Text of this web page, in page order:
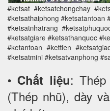
#ketsat #ketsatchongchay
#ketsathaiphong #ketsatantoan
#ketsatnhatrang
#ketsatgiare #ketsathanquoc
#ketantoan #kettien
#ketsatmini #ketsatvanphong
• Chất liệu:
(Thép nhũ), dày